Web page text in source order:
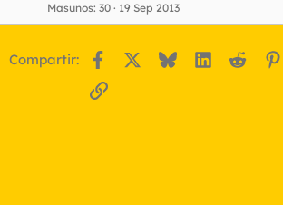
Masunos 30 19 Sep 2013
Compartir: Facebook BlueskyLinkedIn
Reddit
Enlace